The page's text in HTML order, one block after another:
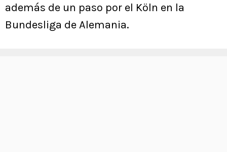
además de un paso por el Köln en la
Bundesliga de Alemania.